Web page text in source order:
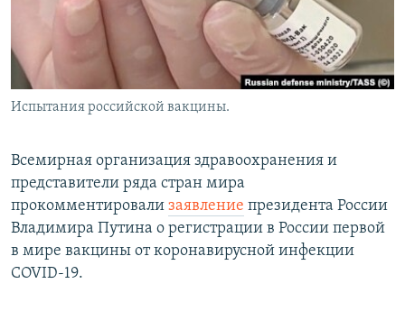
Испытания российской вакцины.
Всемирная организация здравоохранения и
представители ряда стран мира
прокомментировали заявление президента России
Владимира Путина о регистрации в России первой
в мире вакцины от коронавирусной инфекции
COVID-19.